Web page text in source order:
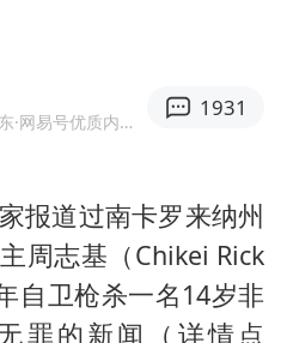
股存储板块集体大跌
U17国足三连胜晋级明日之星半决赛
彦斌韩磊 谁帮谁
·网易号优质内容创作者
1931
报道过南卡罗来纳州
周志基（Chikei Rick
自卫枪杀一名14岁非
罪的新闻（详情点